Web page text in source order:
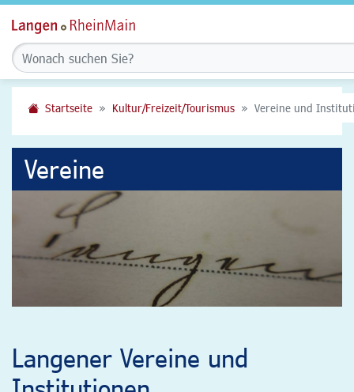
Startseite Kultur/Freizeit/Tourismus Vereine und
Vereine
Langener Vereine und